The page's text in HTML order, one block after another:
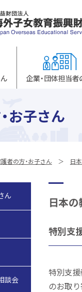
企業・団体担当者
お子さん
者の方・お子さん 日
ん
談会
日本
特別支
特別支援
のお取